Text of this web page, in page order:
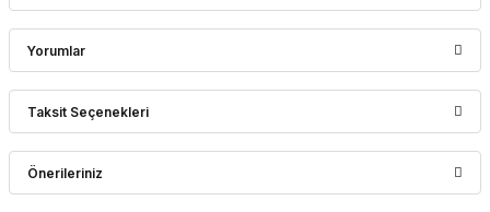
Yorumlar
Bu ürüne ilk yorumu siz yapın!
Taksit Seçenekleri
Önerileriniz